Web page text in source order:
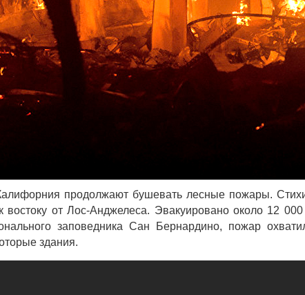
продолжают бушевать лесные пожары.
востоку от Лос-Анджелеса. Эвакуировано около 12
заповедника Сан Бернардино, пожар
здания.